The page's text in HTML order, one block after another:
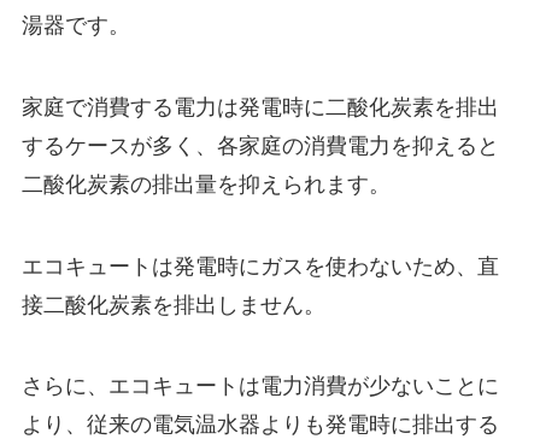
湯器です。
家庭で消費する電力は発電時に二酸化炭素を排出
するケースが多く、各家庭の消費電力を抑えると
二酸化炭素の排出量を抑えられます。
エコキュートは発電時にガスを使わないため、直
接二酸化炭素を排出しません。
さらに、エコキュートは電力消費が少ないことに
より、従来の電気温水器よりも発電時に排出する